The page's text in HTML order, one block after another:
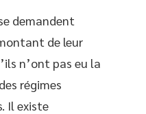
demandent
de leur
n’ont pas eu la
régimes
Il existe